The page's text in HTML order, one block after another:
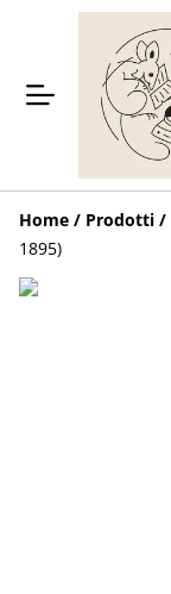
Home / Prodotti /
1895)